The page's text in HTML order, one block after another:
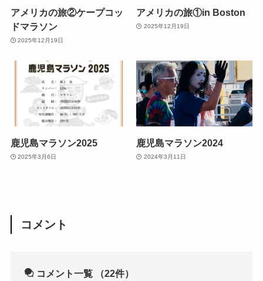
アメリカの旅②ケープコッ
ドマラソン
2025年12月19日
アメリカの旅①in Boston
2025年12月19日
鹿児島マラソン2025
2025年3月6日
鹿児島マラソン2024
2024年3月11日
コメント
コメント一覧 （22件）